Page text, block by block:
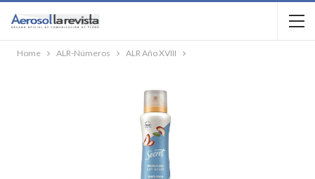
Home ALR-Números ALR Año XVIII